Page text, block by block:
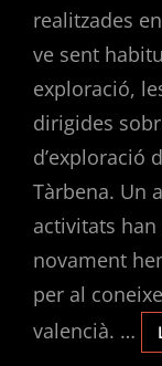
realitzades
ve sent
exploració,
dirigides
d’exploració
Tàrbena. Un
activitats
novament
per al
valencià. …